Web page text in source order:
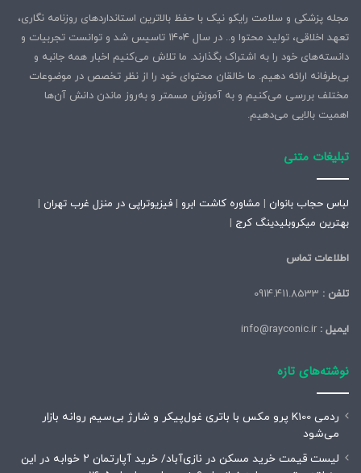
موسوی اردبیلی زیاد کار نداشت به خاطر این بود که خطر اصلی را
کمونیست‌ها می دانست و بیشتر به عنوان چهره دانشگاهی
شناخته می‌شدند و مانند هاشمی و آیت‌الله خامنه‌ای مورد
تحسین گروه های انقلابی‌تر نبودند.
۳۱۲۱۱
منبع
مجله پزشکی و سلامت رایکو نیک با حفظ بالاترین استانداردهای روزنامه نگاری،
تعهد اخلاقی، تولید محتوا و.. در سال ۱۴۰۴ تاسیس شد و توانست تجربیات و
دانسته‌های خود را به اشتراک بگذارند. ما تلاش می‌کنیم اخبار همه جانبه و
بی‌طرفانه ارائه دهیم. ما خالقان محتوای خود را از نظر تخصص در موضوعات
مختلف بررسی می‌کنیم و به آموزش مسمتر و به‌روز ماندن دانش آن‌ها
اهمیت بالایی می‌دهیم.
تبلیغات متنی
لباس حجاب بانوان | مشاوره کاشت ابرو | فیزیوتراپی در منزل غرب تهران |
بهترین میکروبلیدینگ کرج |
اطلاعات تماس
تلفن :
ایمیل :
نوشته‌های تازه
ردمی K100 پرو مکس با باتری غول‌پیکر و شارژ بی‌سیم روانه بازار
می‌شود
لیست قیمت خرید مسکن در نازی‌آباد/ خرید آپارتمان ۲ خوابه در این